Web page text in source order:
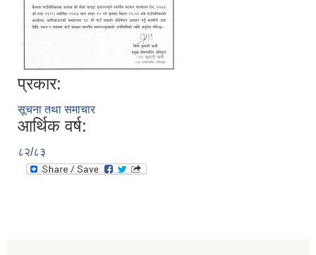
प्रकार:
सूचना तथा समाचार
आर्थिक वर्ष:
८२/८३